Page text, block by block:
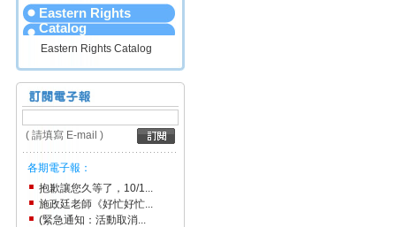
Eastern Rights
Catalog
Eastern Rights Catalog
( 請填寫 E-mail )
各期電子報：
抱歉讓您久等了，10/1...
施政廷老師《好忙好忙...
(緊急通知：活動取消...